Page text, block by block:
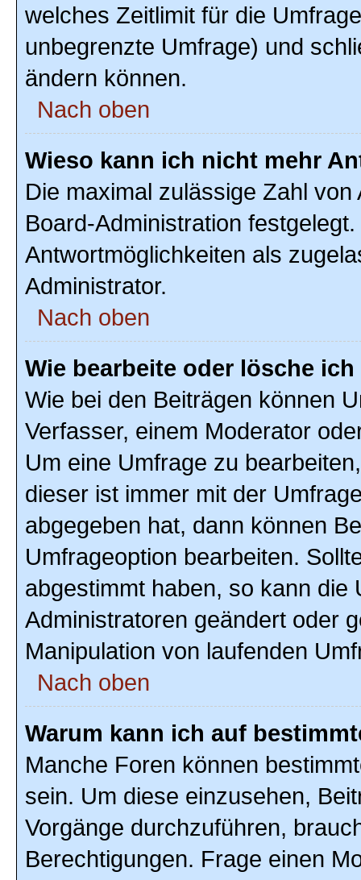
welches Zeitlimit für die
unbegrenzte Umfrage) und
ändern können.
Nach oben
Wieso kann ich nicht mehr
Die maximal zulässige Zahl
Board-Administration
Antwortmöglichkeiten als
Administrator.
Nach oben
Wie bearbeite oder lösche
Wie bei den Beiträgen können
Verfasser, einem Moderator
Um eine Umfrage zu
dieser ist immer mit der
abgegeben hat, dann können
Umfrageoption bearbeiten.
abgestimmt haben, so kann
Administratoren geändert oder
Manipulation von laufenden
Nach oben
Warum kann ich auf
Manche Foren können
sein. Um diese einzusehen,
Vorgänge durchzuführen,
Berechtigungen. Frage einen